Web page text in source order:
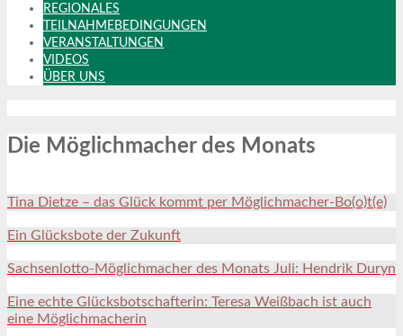
REGIONALES
TEILNAHMEBEDINGUNGEN
VERANSTALTUNGEN
VIDEOS
ÜBER UNS
Die Möglichmacher des Monats
Tina Dietze – das Glück kommt per Möglichmacher-Bo(o)t(e)
Ein Glücksbote der Zukunft
Sachsenlotto-Möglichmacher des Monats Juli: Hendrik Duryn
Eine echte Glücksbotschafterin: Teresa Weißbach ist auch
eine Möglichmacherin